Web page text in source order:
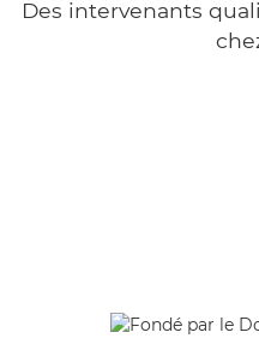
Des intervenants